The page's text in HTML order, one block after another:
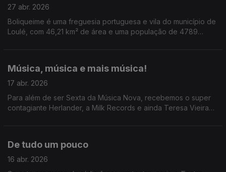
27 abr. 2026
Boliqueime é uma freguesia portuguesa e vila do município de
Loulé, com 46,21 km² de área e uma população de 4789
Música, música e mais música!
17 abr. 2026
Para além de ser Sexta da Música Nova, recebemos o super
contagiante Herlander, a Milk Records e ainda Teresa Vieira
De tudo um pouco
16 abr. 2026